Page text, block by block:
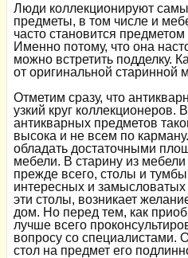
Люди коллекционируют
предметы, в том числе и
часто становится
Именно потому, что она
можно встретить подделку.
от оригинальной старинной
Отметим сразу, что
узкий круг коллекционеров.
антикварных предметов
высока и не всем по
обладать достаточными
мебели. В старину из
прежде всего, столы и
интересных и
эти столы, возникает
дом. Но перед тем, как
лучше всего
вопросу со специалистами.
стол на предмет его